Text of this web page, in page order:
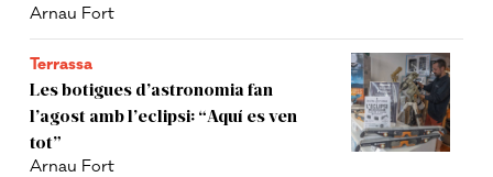
Arnau Fort
Terrassa
Les botigues d’astronomia fan
l’agost amb l’eclipsi: “Aquí es ven
tot”
Arnau Fort